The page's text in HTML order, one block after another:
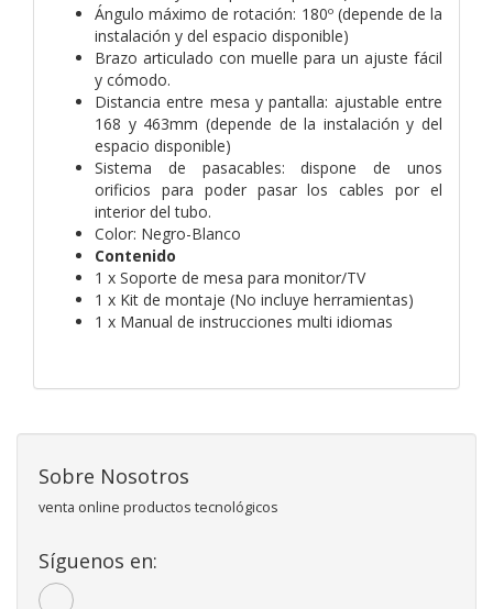
Ángulo máximo de rotación: 180º (depende de la
instalación y del espacio disponible)
Brazo articulado con muelle para un ajuste fácil
y cómodo.
Distancia entre mesa y pantalla: ajustable entre
168 y 463mm (depende de la instalación y del
espacio disponible)
Sistema de pasacables: dispone de unos
orificios para poder pasar los cables por el
interior del tubo.
Color: Negro-Blanco
Contenido
1 x Soporte de mesa para monitor/TV
1 x Kit de montaje (No incluye herramientas)
1 x Manual de instrucciones multi idiomas
Sobre Nosotros
venta online productos tecnológicos
Síguenos en: